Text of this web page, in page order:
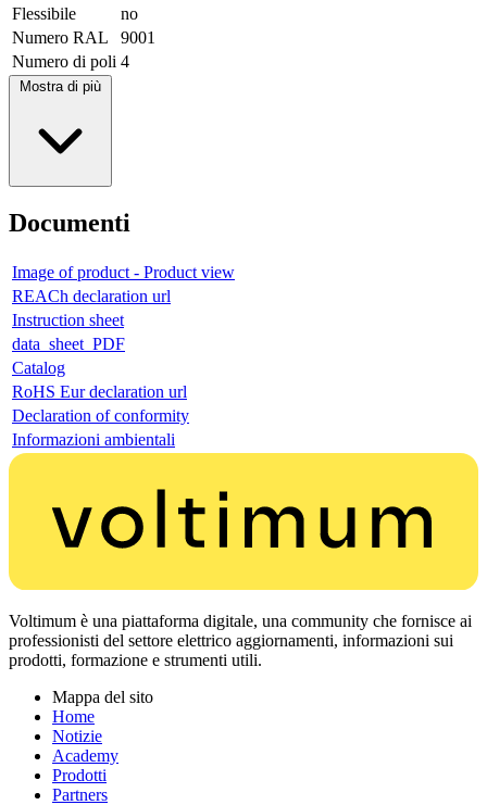
Flessibile
no
Numero RAL
9001
Numero di poli 4
Mostra di più
Documenti
Image of product - Product view
REACh declaration url
Instruction sheet
data_sheet_PDF
Catalog
RoHS Eur declaration url
Declaration of conformity
Informazioni ambientali
Voltimum è una piattaforma digitale, una community che fornisce ai
professionisti del settore elettrico aggiornamenti, informazioni sui
prodotti, formazione e strumenti utili.
Mappa del sito
Home
Notizie
Academy
Prodotti
Partners